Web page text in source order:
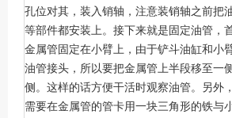
孔位对其，装入销轴，注意装销轴之前把
等部件都安装上。接下来就是固定油管，
金属管固定在小臂上，由于铲斗油缸和小
油管接头，所以要把金属管上半段移至一
侧。这样的话方便干活时观察油管。另外
需要在金属管的管卡用一块三角形的铁与